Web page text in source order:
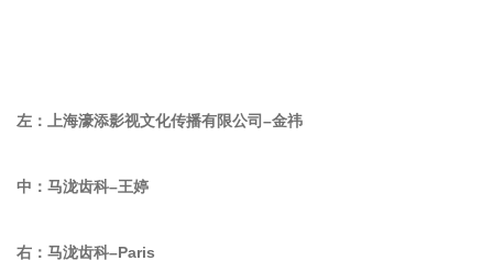
左：上海濠添影视文化传播有限公司–金祎
中：马泷齿科–王婷
右：马泷齿科–Paris